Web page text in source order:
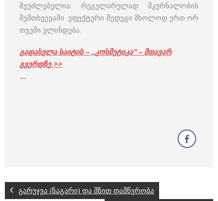
შეუძლებელია. რეგულარულად მკურნალობის
შემთხვევაში ეფექტური შედეგი მხოლოდ ერთ ორ
თვეში ვლინდება.
გადასვლა საიტის – ,,კოსმეტიკა” – მთავარ
გვერდზე >>
…
გარუჯვა (ზაგარი) და მზით დამწვრობა